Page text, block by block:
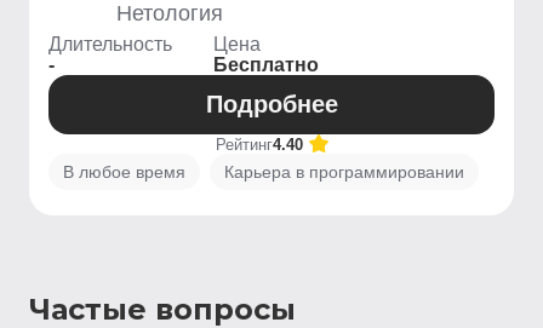
Нетология
Длительность
-
Цена
Бесплатно
Подробнее
Рейтинг4.40
В любое время Карьера в программировании
Частые вопросы